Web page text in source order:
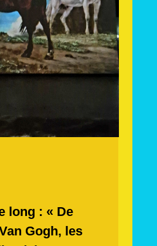
long : « De
Gogh, les